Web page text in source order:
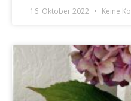
16. Oktober 2022 Keine